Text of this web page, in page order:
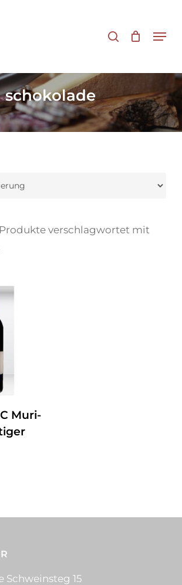
schokolade
Produkte verschlagwortet mit
Muri-
Schweinsteg 15